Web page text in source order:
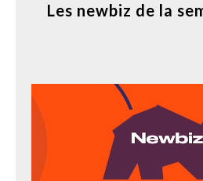
Les newbiz de la